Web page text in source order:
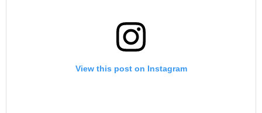
View this post on Instagram